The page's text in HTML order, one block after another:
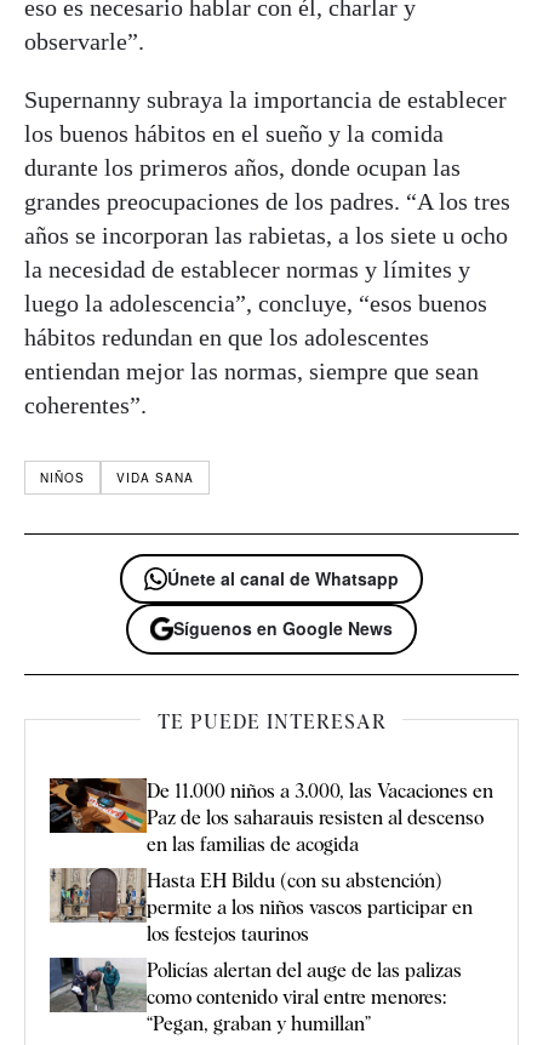
eso es necesario hablar con él, charlar y
observarle”.
Supernanny subraya la importancia de establecer
los buenos hábitos en el sueño y la comida
durante los primeros años, donde ocupan las
grandes preocupaciones de los padres. “A los tres
años se incorporan las rabietas, a los siete u ocho
la necesidad de establecer normas y límites y
luego la adolescencia”, concluye, “esos buenos
hábitos redundan en que los adolescentes
entiendan mejor las normas, siempre que sean
coherentes”.
NIÑOS VIDA SANA
Únete al canal de Whatsapp
Síguenos en Google News
TE PUEDE INTERESAR
De 11.000 niños a 3.000, las Vacaciones en
Paz de los saharauis resisten al descenso
en las familias de acogida
Hasta EH Bildu (con su abstención)
permite a los niños vascos participar en
los festejos taurinos
Policías alertan del auge de las palizas
como contenido viral entre menores:
“Pegan, graban y humillan”